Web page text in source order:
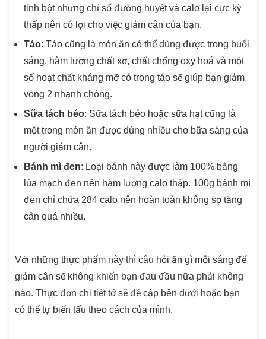
tinh bột nhưng chỉ số đường huyết và calo lại cực kỳ
thấp nên có lợi cho việc giảm cân của bạn.
Táo: Táo cũng là món ăn có thể dùng được trong buổi
sáng, hàm lượng chất xơ, chất chống oxy hoá và một
số hoạt chất kháng mỡ có trong táo sẽ giúp bạn giảm
vòng 2 nhanh chóng.
Sữa tách béo: Sữa tách béo hoặc sữa hạt cũng là
một trong món ăn được dùng nhiều cho bữa sáng của
người giảm cân.
Bánh mì đen: Loại bánh này được làm 100% bằng
lúa mạch đen nên hàm lượng calo thấp. 100g bánh mì
đen chỉ chứa 284 calo nên hoàn toàn không sợ tăng
cân quá nhiều.
Với những thực phẩm này thì câu hỏi ăn gì mỗi sáng để
giảm cân sẽ không khiến bạn đau đầu nữa phải không
nào. Thực đơn chi tiết tớ sẽ đề cập bên dưới hoặc bạn
có thể tự biến tấu theo cách của mình.